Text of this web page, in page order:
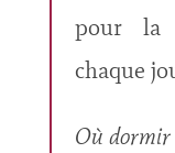
pour la
chaque
Où dormir